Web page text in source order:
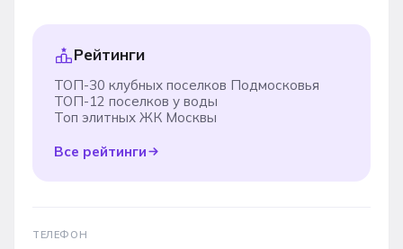
Рейтинги
ТОП-30 клубных поселков Подмосковья
ТОП-12 поселков у воды
Топ элитных ЖК Москвы
Все рейтинги
ТЕЛЕФОН